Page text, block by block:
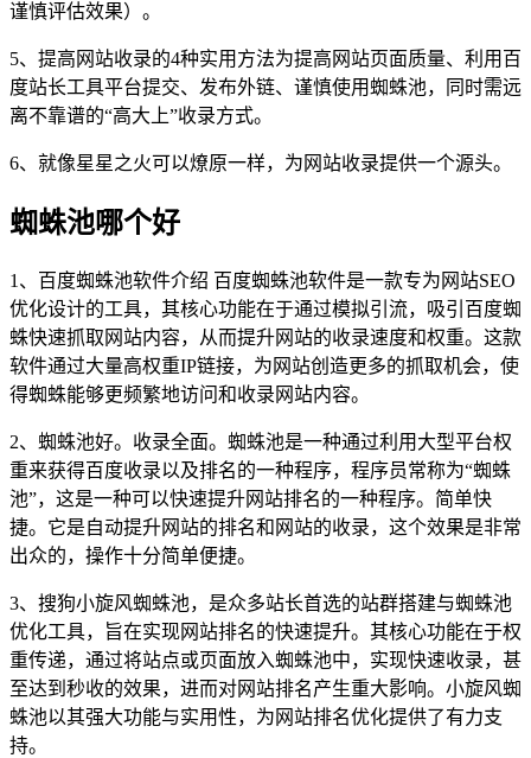
谨慎评估效果）。
5、提高网站收录的4种实用方法为提高网站页面质量、利用百
度站长工具平台提交、发布外链、谨慎使用蜘蛛池，同时需远
离不靠谱的“高大上”收录方式。
6、就像星星之火可以燎原一样，为网站收录提供一个源头。
蜘蛛池哪个好
1、百度蜘蛛池软件介绍 百度蜘蛛池软件是一款专为网站SEO
优化设计的工具，其核心功能在于通过模拟引流，吸引百度蜘
蛛快速抓取网站内容，从而提升网站的收录速度和权重。这款
软件通过大量高权重IP链接，为网站创造更多的抓取机会，使
得蜘蛛能够更频繁地访问和收录网站内容。
2、蜘蛛池好。收录全面。蜘蛛池是一种通过利用大型平台权
重来获得百度收录以及排名的一种程序，程序员常称为“蜘蛛
池”，这是一种可以快速提升网站排名的一种程序。简单快
捷。它是自动提升网站的排名和网站的收录，这个效果是非常
出众的，操作十分简单便捷。
3、搜狗小旋风蜘蛛池，是众多站长首选的站群搭建与蜘蛛池
优化工具，旨在实现网站排名的快速提升。其核心功能在于权
重传递，通过将站点或页面放入蜘蛛池中，实现快速收录，甚
至达到秒收的效果，进而对网站排名产生重大影响。小旋风蜘
蛛池以其强大功能与实用性，为网站排名优化提供了有力支
持。